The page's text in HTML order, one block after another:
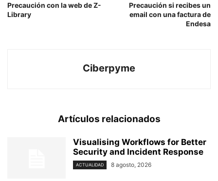
Precaución con la web de Z-
Library
Precaución si recibes un
email con una factura de
Endesa
Ciberpyme
Artículos relacionados
Visualising Workflows for Better
Security and Incident Response
ACTUALIDAD 8 agosto, 2026